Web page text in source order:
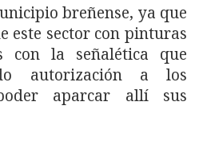
breñense, ya que
este sector con pinturas
con la señalética que
autorización a los
aparcar allí sus